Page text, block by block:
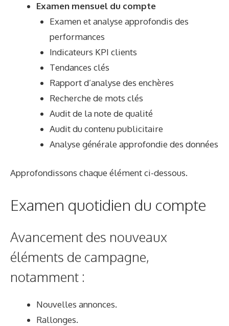
Examen mensuel du compte
Examen et analyse approfondis des
performances
Indicateurs KPI clients
Tendances clés
Rapport d’analyse des enchères
Recherche de mots clés
Audit de la note de qualité
Audit du contenu publicitaire
Analyse générale approfondie des données
Approfondissons chaque élément ci-dessous.
Examen quotidien du compte
Avancement des nouveaux
éléments de campagne,
notamment :
Nouvelles annonces.
Rallonges.